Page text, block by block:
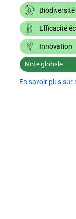
Biodiversité
Efficacité
Innovation
Note globale
En savoir plus sur